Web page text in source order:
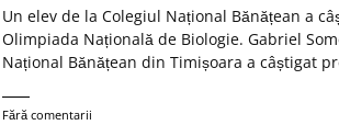
Un elev de la Colegiul Național Bănățean a
Olimpiada Națională de Biologie. Gabriel
Național Bănățean din Timișoara a câștigat
Fără comentarii